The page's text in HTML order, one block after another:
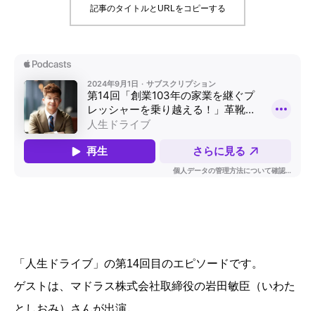
記事のタイトルとURLをコピーする
「人生ドライブ」の第14回目のエピソードです。
ゲストは、マドラス株式会社取締役の岩田敏臣（いわた
としおみ）さんが出演。